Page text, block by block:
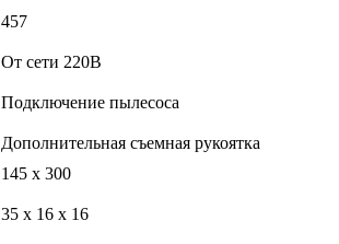
457
От сети 220В
Подключение пылесоса
Дополнительная съемная рукоятка
145 x 300
35 x 16 x 16